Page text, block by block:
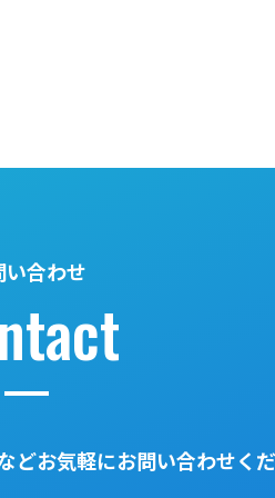
い合わせ
どお気軽にお問い合わせく